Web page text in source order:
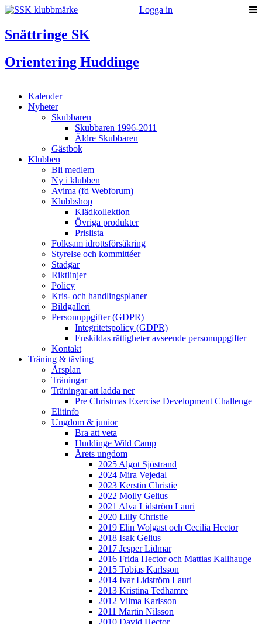
Logga in
Snättringe SK
Orientering Huddinge
Kalender
Nyheter
Skubbaren
Skubbaren 1996-2011
Äldre Skubbaren
Gästbok
Klubben
Bli medlem
Ny i klubben
Avima (fd Webforum)
Klubbshop
Klädkollektion
Övriga produkter
Prislista
Folksam idrottsförsäkring
Styrelse och kommittéer
Stadgar
Riktlinjer
Policy
Kris- och handlingsplaner
Bildgalleri
Personuppgifter (GDPR)
Integritetspolicy (GDPR)
Enskildas rättigheter avseende personuppgifter
Kontakt
Träning & tävling
Årsplan
Träningar
Träningar att ladda ner
Pre Christmas Exercise Development Challenge
Elitinfo
Ungdom & junior
Bra att veta
Huddinge Wild Camp
Årets ungdom
2025 Algot Sjöstrand
2024 Mira Vejedal
2023 Kerstin Christie
2022 Molly Gelius
2021 Alva Lidström Lauri
2020 Lilly Christie
2019 Elin Wolgast och Cecilia Hector
2018 Isak Gelius
2017 Jesper Lidmar
2016 Frida Hector och Mattias Kallhauge
2015 Tobias Karlsson
2014 Ivar Lidström Lauri
2013 Kristina Tedhamre
2012 Vilma Karlsson
2011 Martin Nilsson
2010 David Hector